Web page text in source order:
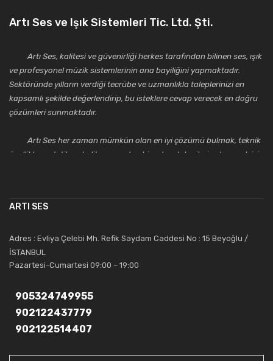
Artı Ses ve Işık Sistemleri Tic. Ltd. Şti.
Artı Ses, kalitesi ve güvenirliği herkes tarafından bilinen ses, ışık
ve profesyonel müzik sistemlerinin ana bayiliğini yapmaktadır.
Sektöründe yılların verdiği tecrübe ve uzmanlıkla taleplerinizi en
kapsamlı şekilde değerlendirip, bu isteklere cevap verecek en doğru
çözümleri sunmaktadır.
Artı Ses her zaman mümkün olan en iyi çözümü bulmak, teknik
özellikler, estetik ve kalite açısından bir adım daha ileriye taşımak için
saygıdeğer yerini kazanmıştır.
Artı Ses, güler yüzü ve deneyimi ile bu gün ve gelecekte
güvenebileceğiniz bir tercihtir.
ARTI SES
Adres : Evliya Çelebi Mh. Refik Saydam Caddesi No : 15 Beyoğlu /
İSTANBUL
Pazartesi-Cumartesi 09:00 – 19:00
905324749955
902122437779
902122514407